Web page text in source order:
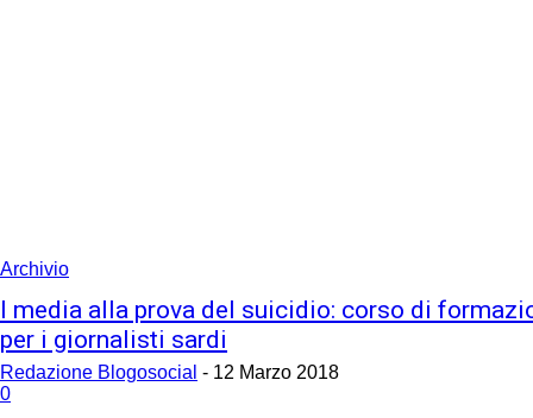
Archivio
I media alla prova del suicidio: corso di
per i giornalisti sardi
Redazione Blogosocial - 12 Marzo 2018
0